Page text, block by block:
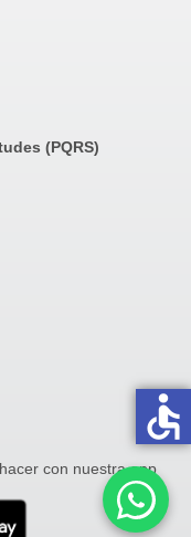
(PQRS)
con nuestra app
accessible